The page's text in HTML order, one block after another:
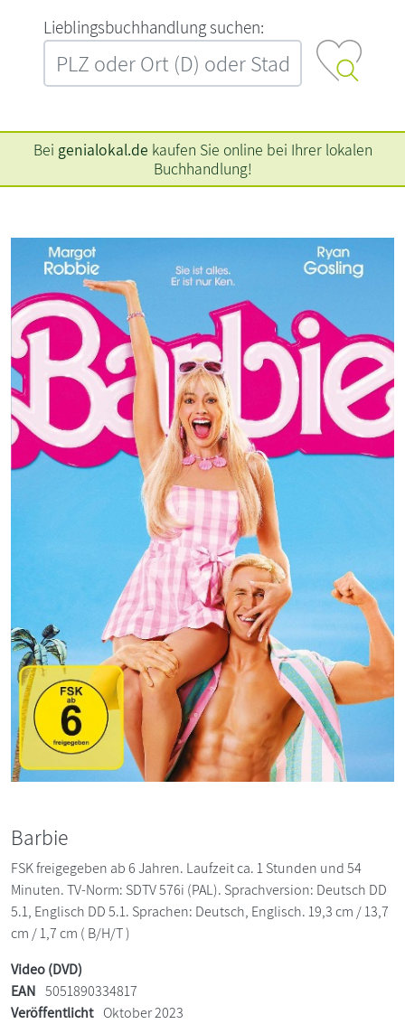
L‍i‍e‍b‍l‍i‍n‍g‍s‍b‍u‍c‍h‍h‍a‍n‍d‍l‍u‍n‍g‍ ‍s‍u‍c‍h‍e‍n‍:‍
Bei genialokal.de kaufen Sie online bei Ihrer lokalen
Buchhandlung!
Barbie
FSK freigegeben ab 6 Jahren. Laufzeit ca. 1 Stunden und 54
Minuten. TV-Norm: SDTV 576i (PAL). Sprachversion: Deutsch DD
5.1, Englisch DD 5.1. Sprachen: Deutsch, Englisch. 19,3 cm / 13,7
cm / 1,7 cm ( B/H/T )
Video (DVD)
EAN 5051890334817
Veröffentlicht Oktober 2023